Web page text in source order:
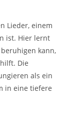
Lieder, einem
ist. Hier lernt
kann,
Die
als ein
in eine tiefere